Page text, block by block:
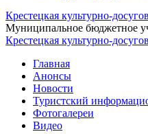
Крестецкая культурно-
Муниципальное бюджетное
Крестецкая культурно-
Главная
Анонсы
Новости
Туристский
Фотогалереи
Видео